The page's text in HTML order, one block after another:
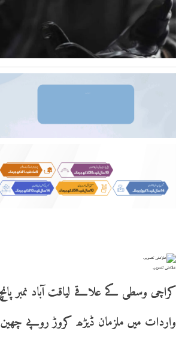
علامتی تصویر۔
کراچی وسطی کے علاقے لیاقت آباد نمبر
واردات میں ملزمان ڈیڑھ کروڑ روپے چھین